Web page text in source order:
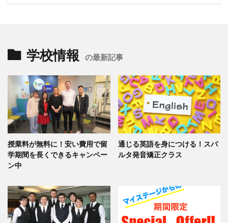
学校情報 の最新記事
授業料が無料に！安い費用で留
学期間を長くできるキャンペー
ン中
通じる英語を身につける！スパ
ルタ発音矯正クラス